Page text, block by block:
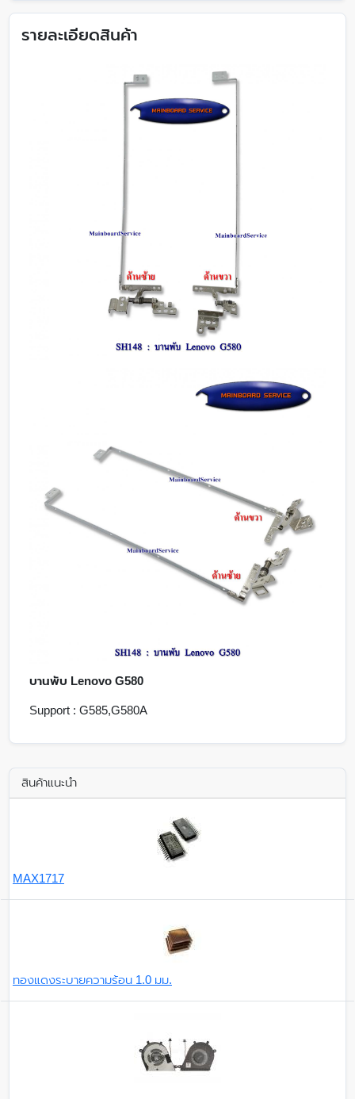
รายละเอียดสินค้า
บานพับ Lenovo G580
Support : G585,G580A
สินค้าแนะนำ
MAX1717
ทองแดงระบายความร้อน 1.0 มม.